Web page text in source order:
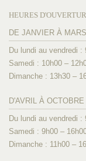
HEURES
DE JANVIER À
Du lundi au vendredi :
Samedi : 10h00 –
Dimanche : 13h30 –
D'AVRIL À OCTOBRE
Du lundi au vendredi :
Samedi : 9h00 –
Dimanche : 11h00 –